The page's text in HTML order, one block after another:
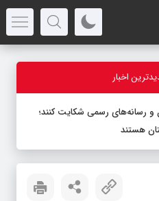
اخبار
و رسانه‌های رسمی شکایت کنند؛
هستند